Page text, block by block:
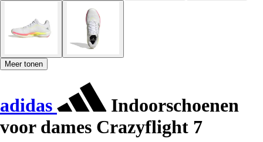
Meer tonen
adidas
Indoorschoenen
voor dames Crazyflight 7